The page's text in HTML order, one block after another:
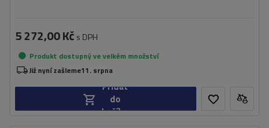
5 272,00 Kč s DPH
Produkt dostupný ve velkém množství
Již nyní zašleme11. srpna
Přidat
do
košíku